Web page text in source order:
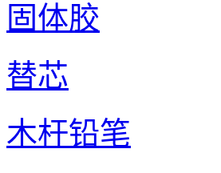
固体胶
替芯
木杆铅笔